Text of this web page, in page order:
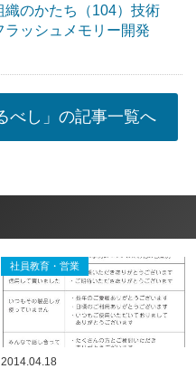
織のかたち（104）技術
ラッシュメモリー開発
べし」の記事一覧へ
社員教育・営業
2014.04.18